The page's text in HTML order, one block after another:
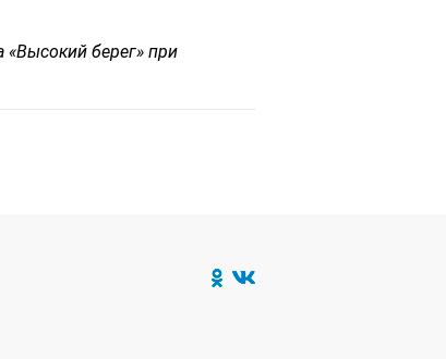
«Высокий берег» при